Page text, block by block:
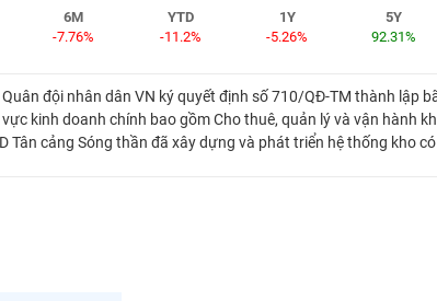
6M
-7.76%
YTD
-11.2%
1Y
-5.26%
5Y
92.31%
đội nhân dân VN ký quyết định số 710/QĐ-TM thành lập
kinh doanh chính bao gồm Cho thuê, quản lý và vận hành
Tân cảng Sóng thần đã xây dựng và phát triển hệ thống kho có